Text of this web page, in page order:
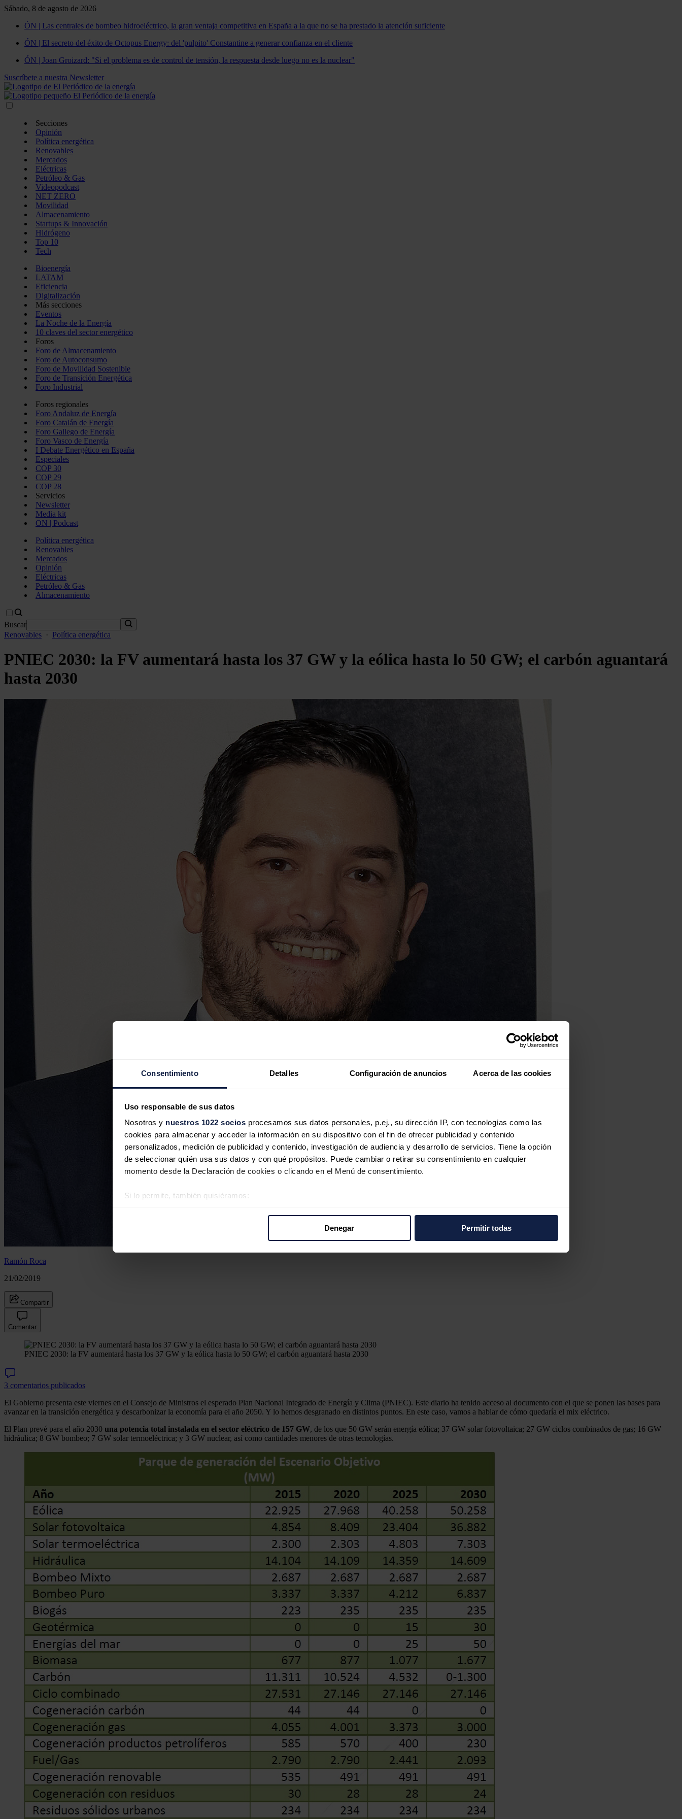
Consentimiento Detalles Configuración de anuncios Acerca de las cookies
Uso responsable de sus datos
Nosotros y nuestros 1022 socios procesamos sus datos personales, p.ej., su dirección IP, con tecnologías como las
cookies para almacenar y acceder la información en su dispositivo con el fin de ofrecer publicidad y contenido
personalizados, medición de publicidad y contenido, investigación de audiencia y desarrollo de servicios. Tiene la opción
de seleccionar quién usa sus datos y con qué propósitos. Puede cambiar o retirar su consentimiento en cualquier
momento desde la Declaración de cookies o clicando en el Menú de consentimiento.
Si lo permite, también quisiéramos:
Denegar Permitir todas
Sábado, 8 de agosto de 2026
ÓN | Las centrales de bombeo hidroeléctrico, la gran ventaja competitiva en España a la que no se ha prestado la atención suficiente
ÓN | El secreto del éxito de Octopus Energy: del 'pulpito' Constantine a generar confianza en el cliente
ÓN | Joan Groizard: "Si el problema es de control de tensión, la respuesta desde luego no es la nuclear"
Suscríbete a nuestra Newsletter
Secciones
Opinión
Política energética
Renovables
Mercados
Eléctricas
Petróleo & Gas
Videopodcast
NET ZERO
Movilidad
Almacenamiento
Startups & Innovación
Hidrógeno
Top 10
Tech
Bioenergía
LATAM
Eficiencia
Digitalización
Más secciones
Eventos
La Noche de la Energía
10 claves del sector energético
Foros
Foro de Almacenamiento
Foro de Autoconsumo
Foro de Movilidad Sostenible
Foro de Transición Energética
Foro Industrial
Foros regionales
Foro Andaluz de Energía
Foro Catalán de Energía
Foro Gallego de Energía
Foro Vasco de Energía
I Debate Energético en España
Especiales
COP 30
COP 29
COP 28
Servicios
Newsletter
Media kit
ON | Podcast
Política energética
Renovables
Mercados
Opinión
Eléctricas
Petróleo & Gas
Almacenamiento
Buscar
Renovables · Política energética
PNIEC 2030: la FV aumentará hasta los 37 GW y la eólica hasta lo 50 GW; el carbón aguantará
hasta 2030
Ramón Roca
21/02/2019
Compartir
Comentar
PNIEC 2030: la FV aumentará hasta los 37 GW y la eólica hasta lo 50 GW; el carbón aguantará hasta 2030
3 comentarios publicados
El Gobierno presenta este viernes en el Consejo de Ministros el esperado Plan Nacional Integrado de Energía y Clima (PNIEC). Este diario ha tenido acceso al documento con el que se ponen las bases para
avanzar en la transición energética y descarbonizar la economía para el año 2050. Y lo hemos desgranado en distintos puntos. En este caso, vamos a hablar de cómo quedaría el mix eléctrico.
El Plan prevé para el año 2030 una potencia total instalada en el sector eléctrico de 157 GW, de los que 50 GW serán energía eólica; 37 GW solar fotovoltaica; 27 GW ciclos combinados de gas; 16 GW
hidráulica; 8 GW bombeo; 7 GW solar termoeléctrica; y 3 GW nuclear, así como cantidades menores de otras tecnologías.